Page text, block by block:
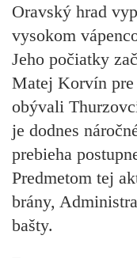
Oravský hrad
vysokom
Jeho počiatky
Matej Korvín pre
obývali
je dodnes
prebieha
Predmetom tej
brány,
bašty.